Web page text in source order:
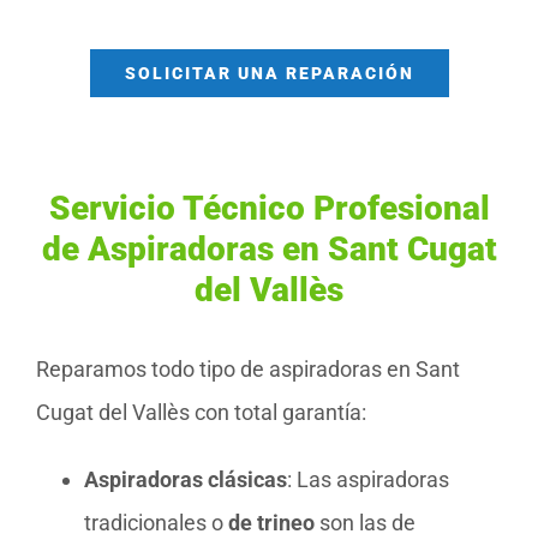
SOLICITAR UNA REPARACIÓN
Servicio Técnico Profesional
de Aspiradoras en Sant Cugat
del Vallès
Reparamos todo tipo de aspiradoras en Sant
Cugat del Vallès con total garantía:
Aspiradoras clásicas: Las aspiradoras
tradicionales ode trineo son las de